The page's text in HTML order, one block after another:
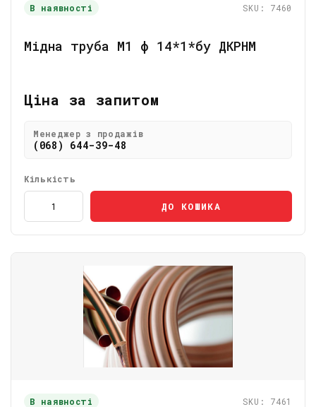
В наявності SKU: 7460
Мідна труба М1 ф 14*1*бу ДКРНМ
Ціна за запитом
Менеджер з продажів
(068) 644-39-48
Кількість
ДО КОШИКА
В наявності SKU: 7461